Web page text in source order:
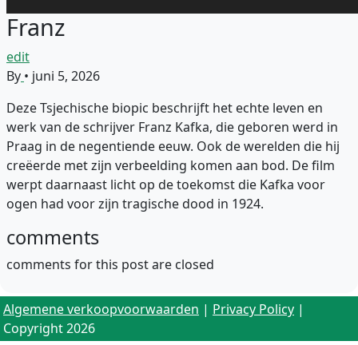
Franz
edit
By • juni 5, 2026
Deze Tsjechische biopic beschrijft het echte leven en
werk van de schrijver Franz Kafka, die geboren werd in
Praag in de negentiende eeuw. Ook de werelden die hij
creëerde met zijn verbeelding komen aan bod. De film
werpt daarnaast licht op de toekomst die Kafka voor
ogen had voor zijn tragische dood in 1924.
comments
comments for this post are closed
Algemene verkoopvoorwaarden | Privacy Policy |
Copyright 2026